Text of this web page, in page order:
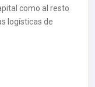
como al resto
logísticas de